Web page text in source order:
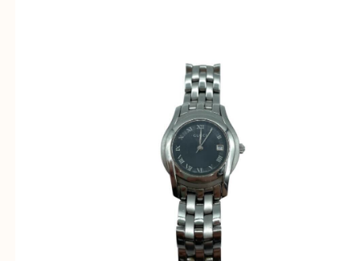
・近隣にコインパーキングが多数あるので、お車
・急な出費に対応させて頂きます♪
★出張買取の対応可能地域★